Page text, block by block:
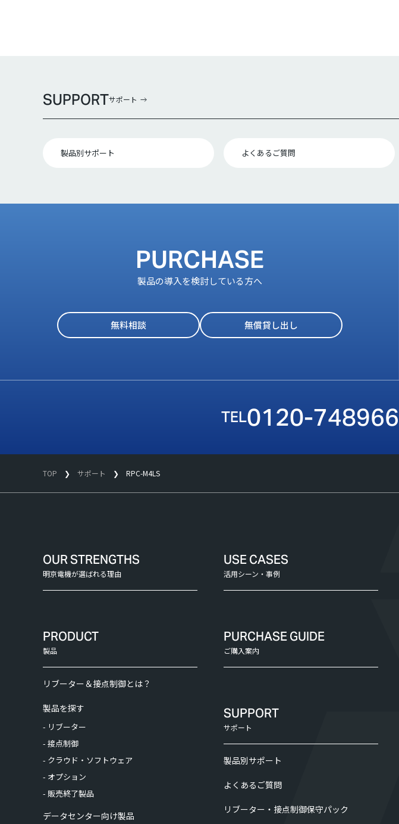
SUPPORTサポート
製品別サポート よくあるご質問
PURCHASE
製品の導入を検討している方へ
無料相談 無償貸し出し
0120-748966
TOP サポート RPC-M4LS
OUR STRENGTHS
明京電機が選ばれる理由
PRODUCT
製品
リブーター＆接点制御とは？
製品を探す
- リブーター
- 接点制御
- クラウド・ソフトウェア
- オプション
- 販売終了製品
データセンター向け製品
USE CASES
活用シーン・事例
PURCHASE GUIDE
ご購入案内
SUPPORT
サポート
製品別サポート
よくあるご質問
リブーター・接点制御保守パック